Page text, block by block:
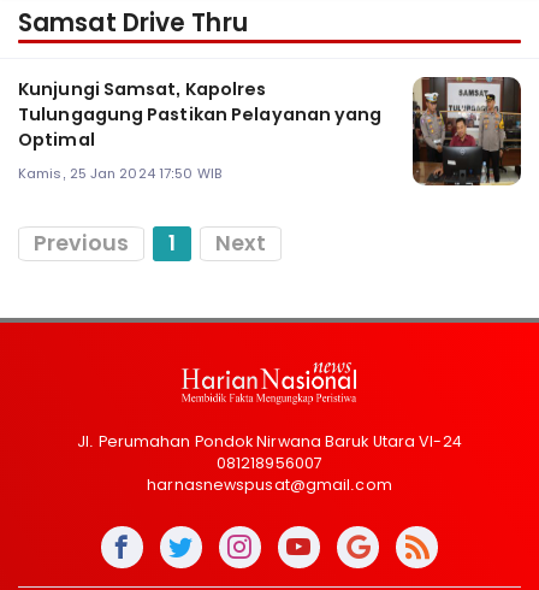
Samsat Drive Thru
Kunjungi Samsat, Kapolres
Tulungagung Pastikan Pelayanan yang
Optimal
Kamis, 25 Jan 2024 17:50 WIB
Previous 1 Next
Jl. Perumahan Pondok Nirwana Baruk Utara VI-24
081218956007
harnasnewspusat@gmail.com